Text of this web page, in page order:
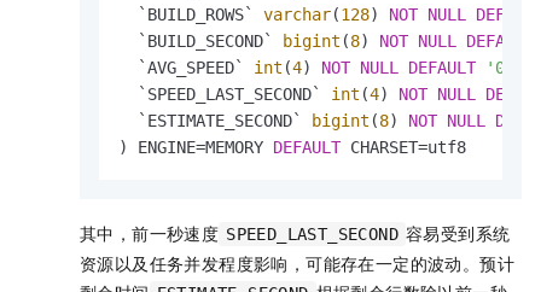
  `BUILD_ROWS`
varchar(128) NOT NULL
  `BUILD_SECOND`
bigint (8) NOT NULL
DEFAULT
  `AVG_SPEED`
int (4) NOT NULL DEFAULT '0'
  `SPEED_LAST_SECOND`
int (4) NOT NULL
  `ESTIMATE_SECOND`
bigint (8) NOT NULL
) ENGINE=MEMORY DEFAULT CHARSET=utf8
其中，前一秒速度 SPEED_LAST_SECOND 容易受到系统
资源以及任务并发程度影响，可能存在一定的波动。预计